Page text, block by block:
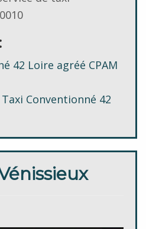
:
42 Loire agréé CPAM
Conventionné 42